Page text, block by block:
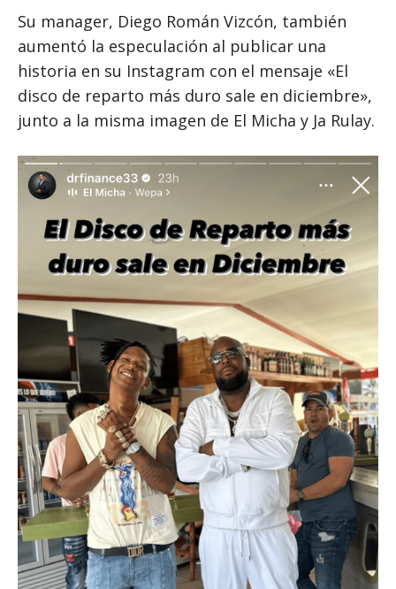
Su manager, Diego Román Vizcón, también
aumentó la especulación al publicar una
historia en su Instagram con el mensaje «El
disco de reparto más duro sale en diciembre»,
junto a la misma imagen de El Micha y Ja Rulay.